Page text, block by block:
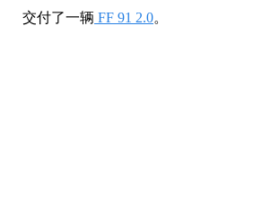
交付了一辆 FF 91 2.0。